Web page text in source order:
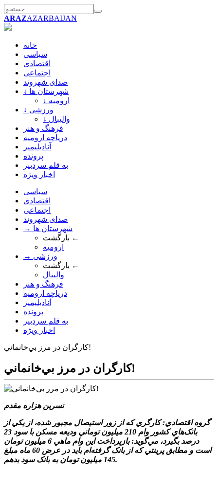
ARAZAZARBAIJAN
خانه
سیاسی
اقتصادی
اجتماعی
صدای شهروند
↓ شهرستان ها
↓ ارومیه
↓ ورزشی
↓ والیبال
فرهنگ و هنر
دریاچه ارومیه
آنادیلیمیز
پرونده
به قلم سردبیر
اخبار ویژه
سیاسی
اقتصادی
اجتماعی
صدای شهروند
→ شهرستان ها
بازگشت ←
ارومیه
→ ورزشی
بازگشت ←
والیبال
فرهنگ و هنر
دریاچه ارومیه
آنادیلیمیز
پرونده
به قلم سردبیر
اخبار ویژه
کارگران در مرز بي‌خانماني!
کارگران در مرز بي‌خانماني!
نسرين هزاره مقدم
گروه اقتصادي: کارگري که از زور استيصال مجبور شده، از يکي از
بانک‌هاي کشور وام 210 ميليون توماني وديعه مسکن با سود 23
درصد بگيرد، مي‌گويد: بازپرداخت اين وام ماهي 6 ميليون تومان
است و مطابق پرينتي که از بانک گرفته‌ام بايد در عرض 60 ماه مبلغ
145 ميليون تومان به بانک سود بدهم.